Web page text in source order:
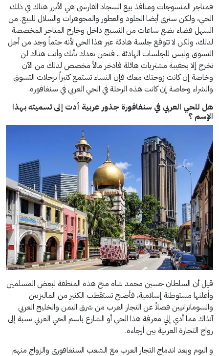
فمتاجر المنسوجات ومنافذ بيع السجاد الفارسي هي الأبرز هناك في ذلك
الحي، ولكن سترى أيضا الجلود والعطور والمجوهرات والسلال للبيع. من
السهل قضاء بضع ساعات من النسيج داخل وخارج المتاجر المخصصة
لذلك، ولكن لا تتوقع جلسة هادئة عبر هذا الحي لأنه حتماً وجد من أجل
التسوق وليس للجلسات الهادئة .. فنحن نعدك بأنك وأنت هناك لن
تخرج إلا بحقيبة مشتريات هائلة فادخر مالاً مخصص لذلك من الآن
وخاصة إن كانت زوجتك معك فإن النساء تستمع كثيراً برحلات التسوق
والشراء وخاصة إن كانت هذه الرحلة في الحي العربي في سنغافورة.
هل للحي العربي في سنغافورة جذور عربية أدت إلى تسميته بهذا
الإسم ؟
قيل أن السلطان حسين محمد شاه منح هذه المنطقة لبعض المسلمين
وأعلنها مستوطنة إسلامية، فأصبح تستقطب الكثير من الماليزيين
والسوماترانيين فضلاً عن التجار العرب من شرق اليمن والخليج العربي
آنذاك مما أدي إلي معرفة هذا الحي أو الشارع باسم الحي العربي نسبة إلى
رواج التجارة العربية بين أرجاءه.
و اليوم وبعد اندماج التجار العرب مع الشعب السنغافورى والزواج منهم